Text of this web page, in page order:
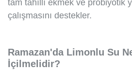
tam tahıllı ekmek ve probiyotik
çalışmasını destekler.
Ramazan'da Limonlu Su
İçilmelidir?